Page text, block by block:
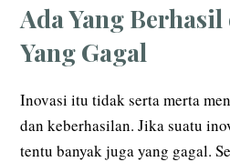
Ada Yang Berhasil
Yang Gagal
Inovasi itu tidak serta merta
dan keberhasilan. Jika suatu
tentu banyak juga yang gagal.